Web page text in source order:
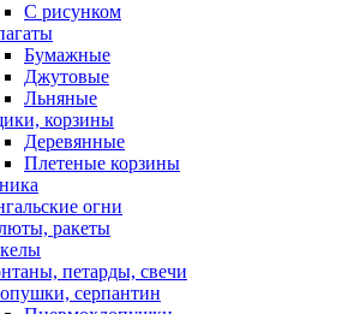
С рисунком
Бумажные
Джутовые
Льняные
корзины
Деревянные
Плетеные корзины
огни
ракеты
петарды, свечи
серпантин